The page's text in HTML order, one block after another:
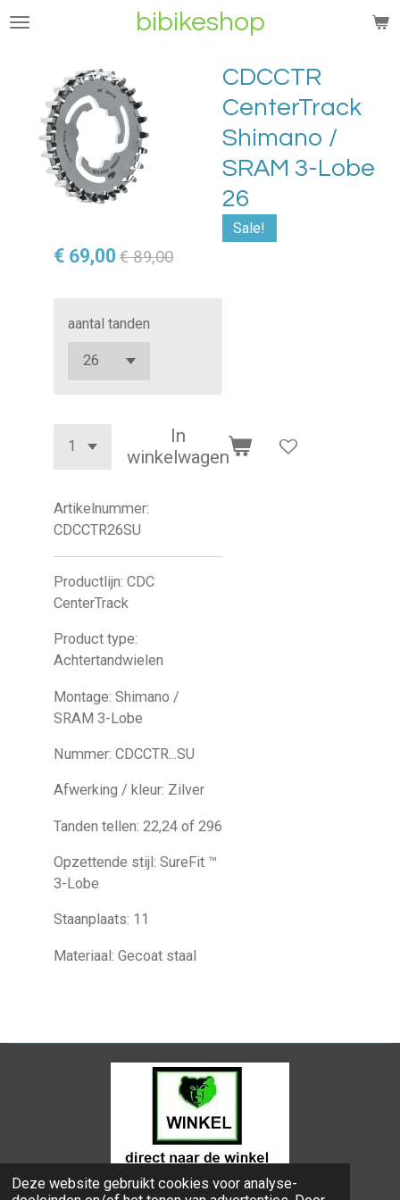
Deze website gebruikt cookies voor analyse-
Ga
hoofdinhoud
bibikeshop
CDCCTR
CenterTrack
Shimano /
SRAM 3-Lobe
26
Sale!
€ 69,00 € 89,00
aantal tanden
In
winkelwagen
Artikelnummer:
CDCCTR26SU
Productlijn: CDC
CenterTrack
Product type:
Achtertandwielen
Montage: Shimano /
SRAM 3-Lobe
Nummer: CDCCTR...SU
Afwerking / kleur: Zilver
Tanden tellen: 22,24 of 296
Opzettende stijl: SureFit ™
3-Lobe
Staanplaats: 11
Materiaal: Gecoat staal
© 2024 - 2026 Bongers Apeldoorn